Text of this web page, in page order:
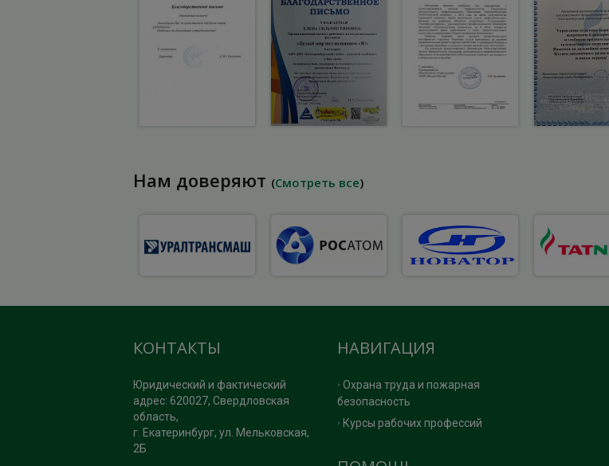
Нам доверяют (Смотреть все)
НАВИГАЦИЯ
Охрана труда и пожарная
безопасность
Курсы рабочих профессий
КОНТАКТЫ
Юридический и фактический
адрес: 620027, Свердловская
область,
г. Екатеринбург, ул. Мельковская,
2Б